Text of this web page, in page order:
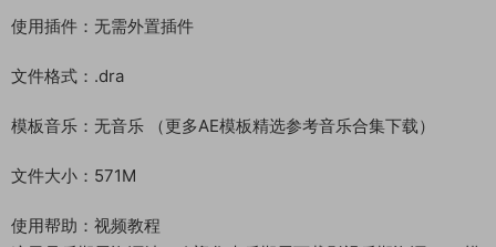
使用插件：无需外置插件
文件格式：.dra
模板音乐：无音乐 （更多AE模板精选参考音乐合集下载）
文件大小：571M
使用帮助：视频教程